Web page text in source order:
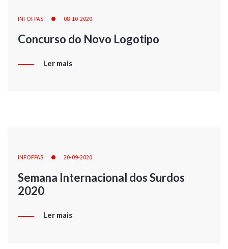
INFOFPAS 08-10-2020
Concurso do Novo Logotipo
Ler mais
INFOFPAS 20-09-2020
Semana Internacional dos Surdos
2020
Ler mais